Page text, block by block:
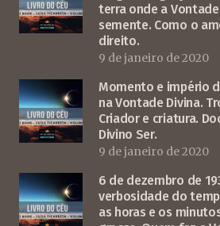
terra onde a
semente. Como o
direito.
9 de janeiro de 2020
Momento e império
na Vontade Divina.
Criador e criatura.
Divino Ser.
9 de janeiro de 2020
6 de dezembro de
verbosidade do
as horas e os